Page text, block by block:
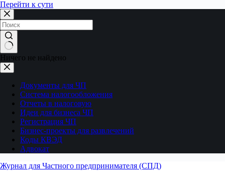
Перейти к сути
Ничего не найдено
Документы для ЧП
Система налогообложения
Отчеты в налоговую
Идеи для бизнеса ЧП
Регистрация ЧП
Бизнес-проекты для развлечений
Коды КВЭД
Адвокат
Журнал для Частного предпринимателя (СПД)